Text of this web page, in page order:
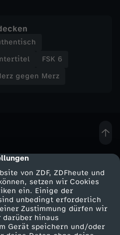
von ZDF, ZDFheute und
setzen wir Cookies
ein. Einige der
unbedingt erforderlich
Zustimmung dürfen wir
hinaus
Gerät speichern und/oder
FSK 6
gegen Merz
Service
ZDFmitreden